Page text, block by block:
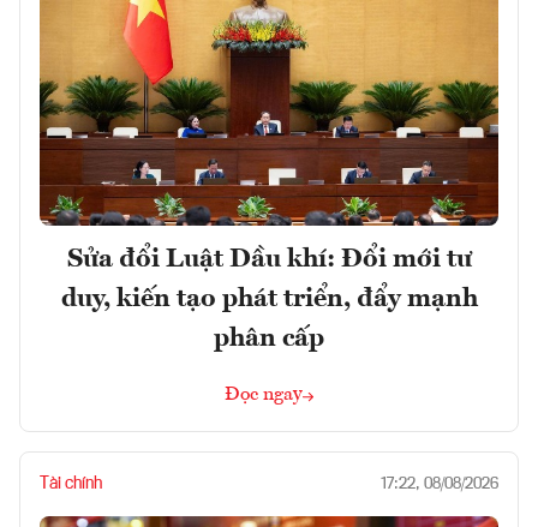
Sửa đổi Luật Dầu khí: Đổi mới tư
duy, kiến tạo phát triển, đẩy mạnh
phân cấp
Đọc ngay
Tài chính 17:22, 08/08/2026